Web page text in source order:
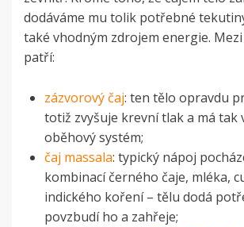
dodáváme mu tolik potřebné
také vhodným zdrojem energie.
patří:
zázvorový čaj: ten tělo opravdu
totiž zvyšuje krevní tlak a má tak
oběhový systém;
čaj massala: typický nápoj
kombinací černého čaje, mléka,
indického koření – tělu dodá
povzbudí ho a zahřeje;